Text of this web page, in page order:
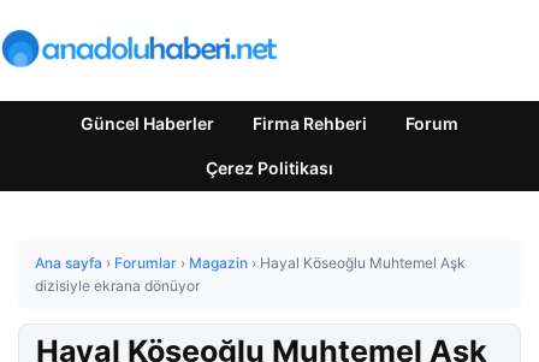
Güncel Haberler Firma Rehberi Forum
Çerez Politikası
Ana sayfa › Forumlar › Magazin › Hayal Köseoğlu Muhtemel Aşk
dizisiyle ekrana dönüyor
Hayal Köseoğlu Muhtemel Aşk